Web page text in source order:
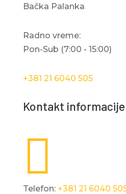
Bačka Palanka
Radno vreme:
Pon-Sub (7:00 - 15:00)
+381 21 6040 505
Kontakt informacije

Telefon: +381 21 6040